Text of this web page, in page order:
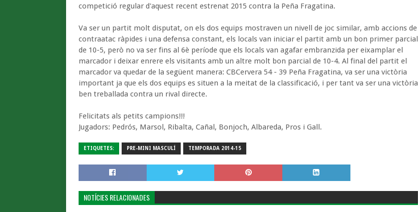
competició regular d'aquest recent estrenat 2015 contra la Peña Fragatina.
Va ser un partit molt disputat, on els dos equips mostraven un nivell de joc similar, amb accions de
contraatac ràpides i una defensa constant, els locals van iniciar el partit amb un bon primer parcial
de 10-5, però no va ser fins al 6è període que els locals van agafar embranzida per eixamplar el
marcador i deixar enrere els visitants amb un altre molt bon parcial de 10-4. Al final del partit el
marcador va quedar de la següent manera: CBCervera 54 - 39 Peña Fragatina, va ser una victòria
important ja que els dos equips es situen a la meitat de la classificació, i per tant va ser una victòria
ben treballada contra un rival directe.
Felicitats als petits campions!!!
Jugadors: Pedrós, Marsol, Ribalta, Cañal, Bonjoch, Albareda, Pros i Gall.
ETIQUETES: PRE-MINI MASCULÍ TEMPORADA 2014-15
NOTÍCIES RELACIONADES